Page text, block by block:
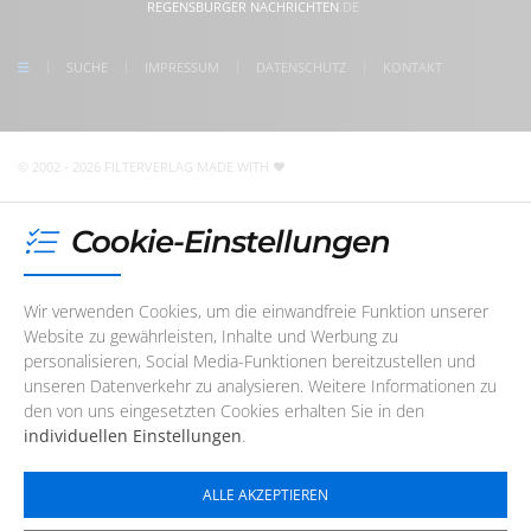
follow us on Instagram
REGENSBURGER NACHRICHTEN.DE
SUCHE IMPRESSUM DATENSCHUTZ KONTAKT
© 2002 - 2026 FILTERVERLAG MADE WITH
Cookie-Einstellungen
Wir verwenden Cookies, um die einwandfreie Funktion unserer
Website zu gewährleisten, Inhalte und Werbung zu
personalisieren, Social Media-Funktionen bereitzustellen und
unseren Datenverkehr zu analysieren. Weitere Informationen zu
den von uns eingesetzten Cookies erhalten Sie in den
individuellen Einstellungen.
ALLE AKZEPTIEREN